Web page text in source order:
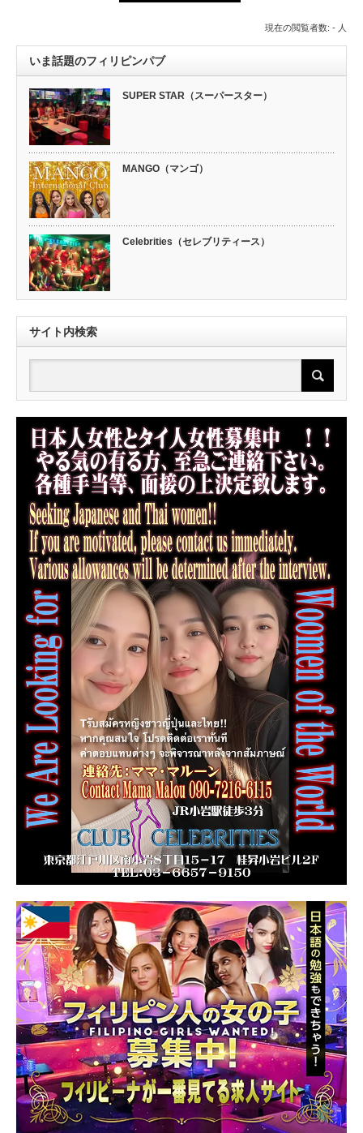
現在の閲覧者数: - 人
いま話題のフィリピンパブ
SUPER STAR（スーパースター）
MANGO（マンゴ）
Celebrities（セレブリティース）
サイト内検索